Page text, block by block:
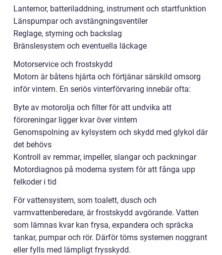
Lanternor, batteriladdning, instrument och startfunktion
Länspumpar och avstängningsventiler
Reglage, styrning och backslag
Bränslesystem och eventuella läckage
Motorservice och frostskydd
Motorn är båtens hjärta och förtjänar särskild omsorg
inför vintern. En seriös vinterförvaring innebär ofta:
Byte av motorolja och filter för att undvika att
föroreningar ligger kvar över vintern
Genomspolning av kylsystem och skydd med glykol där
det behövs
Kontroll av remmar, impeller, slangar och packningar
Motordiagnos på moderna system för att fånga upp
felkoder i tid
För vattensystem, som toalett, dusch och
varmvattenberedare, är frostskydd avgörande. Vatten
som lämnas kvar kan frysa, expandera och spräcka
tankar, pumpar och rör. Därför töms systemen noggrant
eller fylls med lämpligt frysskydd.